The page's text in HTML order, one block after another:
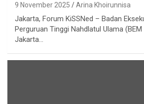
9 November 2025 Arina Khoirunnisa
Jakarta, Forum KiSSNed – Badan
Perguruan Tinggi Nahdlatul Ulama (BEM
Jakarta…